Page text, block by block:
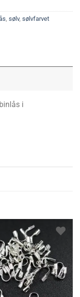
sølv, sølvfarvet
i